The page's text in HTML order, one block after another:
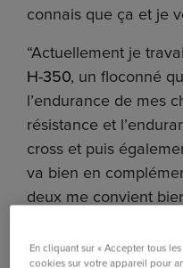
connais que ça et je
“Actuellement je
H-350, un floconné
l’endurance de mes
résistance et
cross et puis
va bien en
deux me convient
En cliquant sur « Accepter tous
cookies sur votre appareil pour